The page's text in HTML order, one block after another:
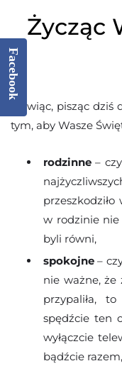
Życząc
Mówiąc, pisząc
tym, aby Wasze
rodzinne –
w rodzinie nie
byli równi,
spokojne –
nie ważne, że
przypaliła,
spędźcie ten
wyłączcie
bądźcie razem,
Facebook